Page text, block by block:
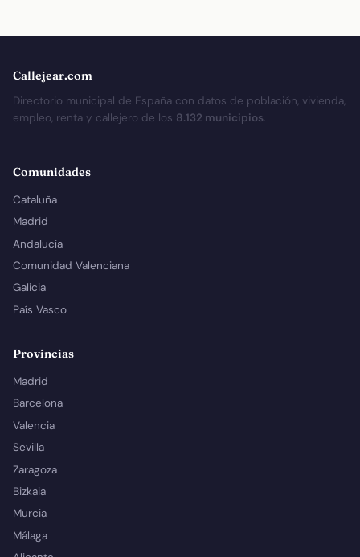
Callejear.com
Directorio municipal de España con datos de población, vivienda,
empleo, renta y callejero de los 8.132 municipios.
Comunidades
Cataluña
Madrid
Andalucía
Comunidad Valenciana
Galicia
País Vasco
Provincias
Madrid
Barcelona
Valencia
Sevilla
Zaragoza
Bizkaia
Murcia
Málaga